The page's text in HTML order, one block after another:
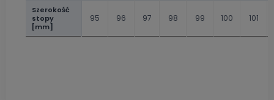
Szerokość
stopy
[mm]
95 96 97 98 99 100 101